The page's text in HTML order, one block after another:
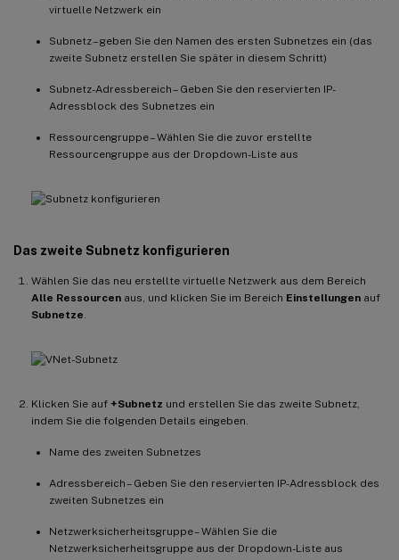
virtuelle Netzwerk ein
Subnetz – geben Sie den Namen des ersten Subnetzes ein (das
zweite Subnetz erstellen Sie später in diesem Schritt)
Subnetz-Adressbereich – Geben Sie den reservierten IP-
Adressblock des Subnetzes ein
Ressourcengruppe – Wählen Sie die zuvor erstellte
Ressourcengruppe aus der Dropdown-Liste aus
Das zweite Subnetz konfigurieren
Wählen Sie das neu erstellte virtuelle Netzwerk aus dem Bereich
Alle Ressourcen aus, und klicken Sie im Bereich Einstellungen auf
Subnetze
Klicken Sie auf +Subnetz und erstellen Sie das zweite Subnetz,
indem Sie die folgenden Details eingeben.
Name des zweiten Subnetzes
Adressbereich – Geben Sie den reservierten IP-Adressblock des
zweiten Subnetzes ein
Netzwerksicherheitsgruppe – Wählen Sie die
Netzwerksicherheitsgruppe aus der Dropdown-Liste aus